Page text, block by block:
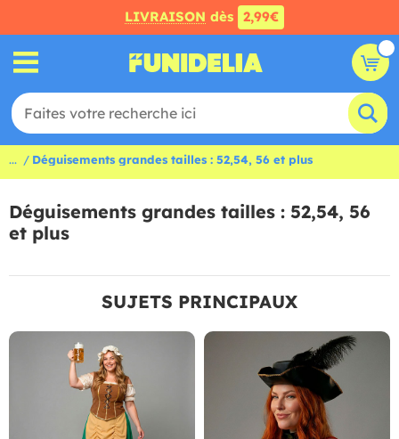
LIVRAISON dès 2,99€
... Déguisements grandes tailles : 52,54, 56 et plus
Déguisements grandes tailles : 52,54, 56
et plus
SUJETS PRINCIPAUX